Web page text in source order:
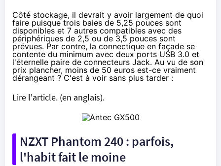
Côté stockage, il devrait y avoir largement de quoi
faire puisque trois baies de 5,25 pouces sont
disponibles et 7 autres compatibles avec des
périphériques de 2,5 ou de 3,5 pouces sont
prévues. Par contre, la connectique en façade se
contente du minimum avec deux ports USB 3.0 et
l'éternelle paire de connecteurs Jack. Au vu de son
prix plancher, moins de 50 euros est-ce vraiment
dérangeant ? C'est à voir sans plus tarder :
Lire l'article. (en anglais).
NZXT Phantom 240 : parfois,
l'habit fait le moine